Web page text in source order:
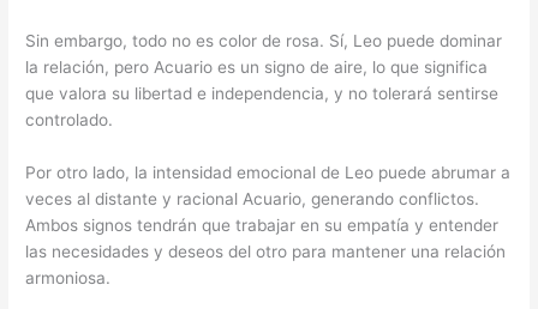
Sin embargo, todo no es color de rosa. Sí, Leo puede dominar
la relación, pero Acuario es un signo de aire, lo que significa
que valora su libertad e independencia, y no tolerará sentirse
controlado.
Por otro lado, la intensidad emocional de Leo puede abrumar a
veces al distante y racional Acuario, generando conflictos.
Ambos signos tendrán que trabajar en su empatía y entender
las necesidades y deseos del otro para mantener una relación
armoniosa.